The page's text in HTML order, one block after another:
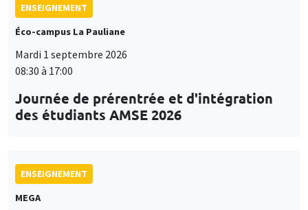
ENSEIGNEMENT
Éco-campus La Pauliane
Mardi 1 septembre 2026
08:30 à 17:00
Journée de prérentrée et d'intégration
des étudiants AMSE 2026
ENSEIGNEMENT
MEGA